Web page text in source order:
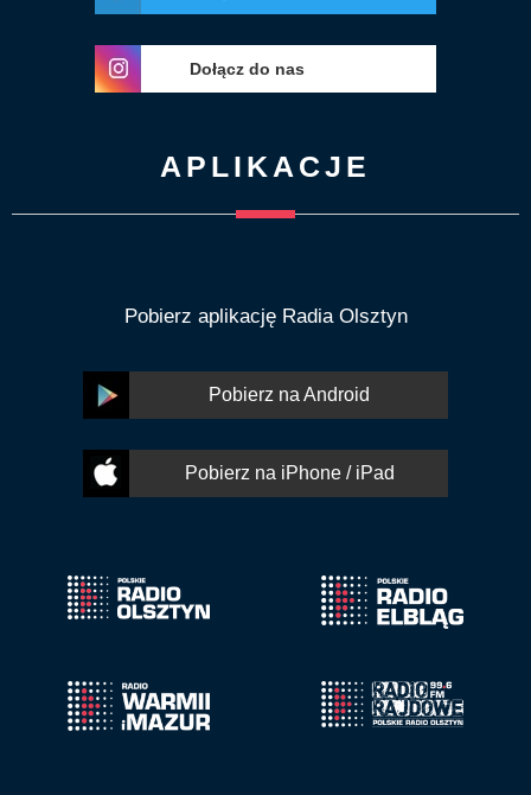
Dołącz do nas
APLIKACJE
Pobierz aplikację Radia Olsztyn
Pobierz na Android
Pobierz na iPhone / iPad